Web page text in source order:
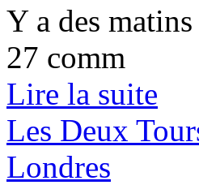
Y a des
27 comm
Lire la suite
Les Deux
Londres